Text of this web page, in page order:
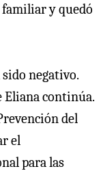
familiar y quedó
negativo.
Eliana continúa.
del
el
para las